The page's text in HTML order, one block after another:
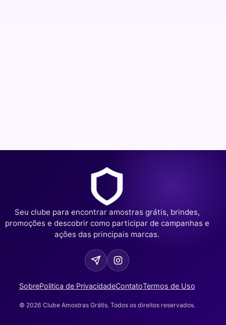
Seu clube para encontrar amostras grátis, brindes,
promoções e descobrir como participar de campanhas e
ações das principais marcas.
SobrePolitica de PrivacidadeContatoTermos de Uso
© 2026 Clube Amostras Grátis. Todos os direitos reservados.